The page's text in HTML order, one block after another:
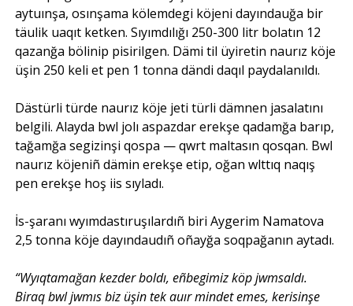
aytuınşa, osınşama kölemdegi köjeni dayındauğa bir
täulik uaqıt ketken. Sıyımdılığı 250-300 litr bolatın 12
qazanğa bölinip pisirilgen. Dämi til üyiretin naurız köje
üşin 250 keli et pen 1 tonna dändi daqıl paydalanıldı.
Dästürli türde naurız köje jeti türli dämnen jasalatını
belgili. Alayda bwl jolı aspazdar erekşe qadamğa barıp,
tağamğa segizinşi qospa — qwrt maltasın qosqan. Bwl
naurız köjeniñ dämin erekşe etip, oğan wlttıq naqış
pen erekşe hoş iis sıyladı.
İs-şaranı wyımdastıruşılardıñ biri Aygerim Namatova
2,5 tonna köje dayındaudıñ oñayğa soqpağanın aytadı.
“Wyıqtamağan kezder boldı, eñbegimiz köp jwmsaldı.
Biraq bwl jwmıs biz üşin tek auır mindet emes, kerisinşe